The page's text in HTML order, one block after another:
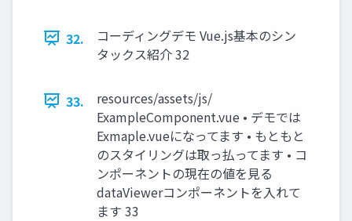
32.
コーディングデモ Vue.js基本のシン
タックス紹介 32
33.
resources/assets/js/
ExampleComponent.vue • デモでは
Exmaple.vueになってます • もともと
のスタイリングは取っ払ってます • コ
ンポーネントの現在の値を見る
dataViewerコンポーネントを入れて
ます 33